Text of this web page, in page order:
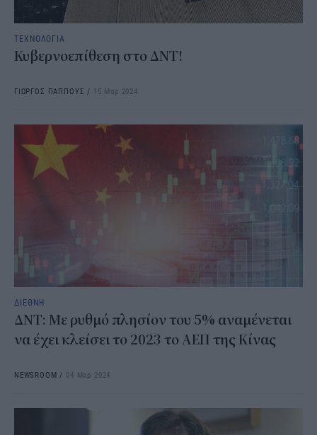
ΤΕΧΝΟΛΟΓΙΑ
Κυβερνοεπίθεση στο ΔΝΤ!
ΓΙΩΡΓΟΣ ΠΑΠΠΟΥΣ / 15 Μαρ 2024
ΔΙΕΘΝΗ
ΔΝΤ: Με ρυθμό πλησίον του 5% αναμένεται
να έχει κλείσει το 2023 το ΑΕΠ της Κίνας
NEWSROOM / 04 Μαρ 2024